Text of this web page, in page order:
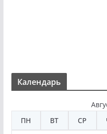
Календарь
ПН
ВТ СР